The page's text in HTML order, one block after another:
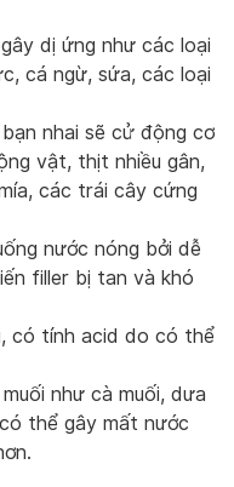
dị ứng như các loại
cá ngừ, sứa, các loại
nhai sẽ cử động cơ
vật, thịt nhiều gân,
các trái cây cứng
nước nóng bởi dễ
filler bị tan và khó
có tính acid do có thể
như cà muối, dưa
thể gây mất nước